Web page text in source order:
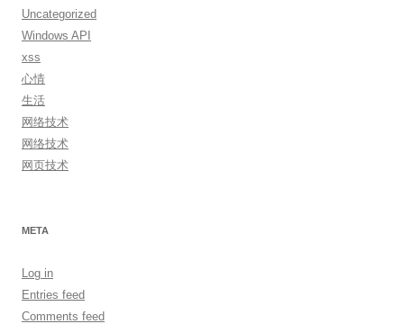
Uncategorized
Windows API
xss
心情
生活
网络技术
网络技术
网页技术
META
Log in
Entries feed
Comments feed